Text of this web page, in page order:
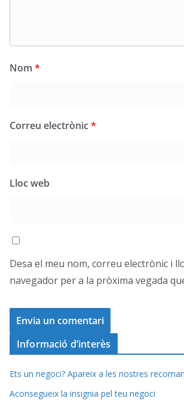
Nom *
Correu electrònic*
Lloc web
Desa el meu nom, correu electrònic i
navegador per a la pròxima vegada
Informació d’interès
Ets un negoci? Apareix a les nostres
Aconsegueix la insignia pel teu negoci